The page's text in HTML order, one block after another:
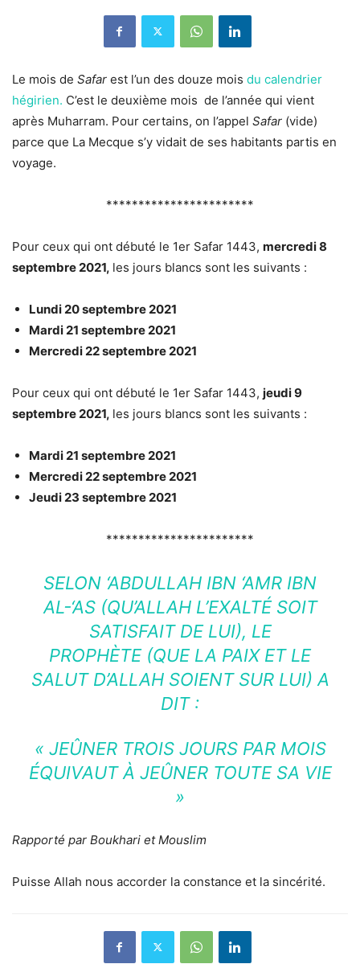
Le mois de Safar est l’un des douze mois du calendrier
hégirien. C’est le deuxième mois de l’année qui vient
après Muharram. Pour certains, on l’appel Safar (vide)
parce que La Mecque s’y vidait de ses habitants partis en
voyage.
***********************
Pour ceux qui ont débuté le 1er Safar 1443, mercredi 8
septembre 2021, les jours blancs sont les suivants :
Lundi 20 septembre 2021
Mardi 21 septembre 2021
Mercredi 22 septembre 2021
Pour ceux qui ont débuté le 1er Safar 1443, jeudi 9
septembre 2021, les jours blancs sont les suivants :
Mardi 21 septembre 2021
Mercredi 22 septembre 2021
Jeudi 23 septembre 2021
***********************
SELON ‘ABDULLAH IBN ‘AMR IBN
AL-‘AS (QU’ALLAH L’EXALTÉ SOIT
SATISFAIT DE LUI), LE
PROPHÈTE (QUE LA PAIX ET LE
SALUT D’ALLAH SOIENT SUR LUI) A
DIT :
« JEÛNER TROIS JOURS PAR MOIS
ÉQUIVAUT À JEÛNER TOUTE SA VIE
»
Rapporté par Boukhari et Mouslim
Puisse Allah nous accorder la constance et la sincérité.